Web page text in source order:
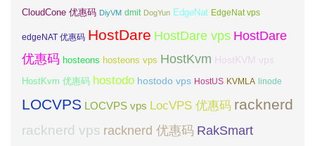
CloudCone 优惠码 DiyVM dmit DogYun EdgeNat EdgeNat vps
edgeNAT 优惠码 HostDare HostDare vps HostDare
优惠码 hosteons hosteons vps HostKvm HostKVM vps
HostKvm 优惠码 hostodo hostodo vps HostUS KVMLA linode
LOCVPS LOCVPS vps LocVPS 优惠码 racknerd
racknerd vps racknerd 优惠码 RakSmart